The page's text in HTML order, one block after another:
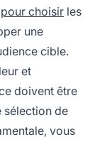
pour choisir les
une
cible.
et
doivent être
sélection de
vous